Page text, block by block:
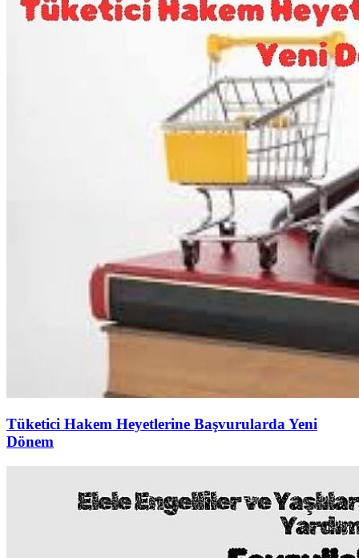
Tüketici Hakem Heyetlerine Başvurularda Yeni
Dönem